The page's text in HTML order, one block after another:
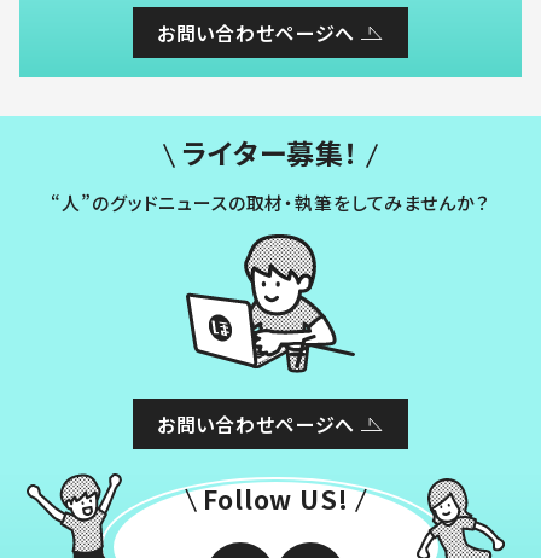
お問い合わせページへ
ライター募集！
“人”のグッドニュースの取材・執筆をしてみませんか？
お問い合わせページへ
Follow US!